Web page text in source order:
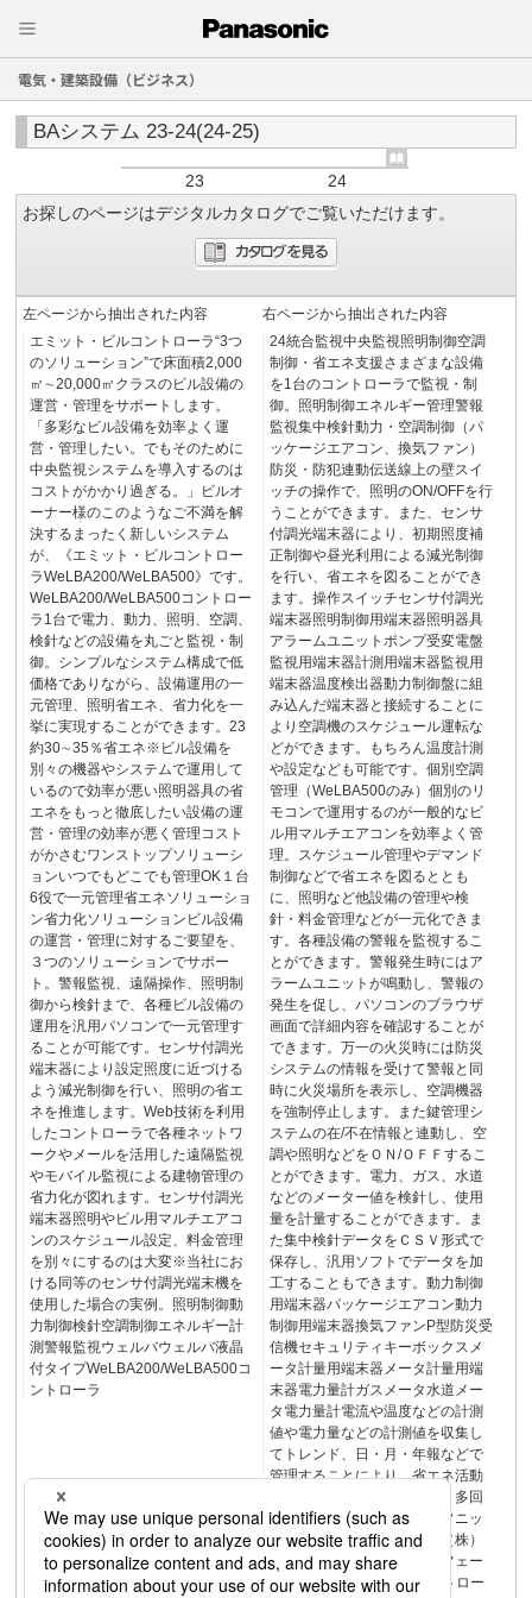
電気・建築設備（ビジネス）
BAシステム 23-24(24-25)
23
24
お探しのページはデジタルカタログでご覧いただけます。
左ページから抽出された内容
エミット・ビルコントローラ“3つ
のソリューション”で床面積2,000
㎡∼20,000㎡クラスのビル設備の
運営・管理をサポートします。
「多彩なビル設備を効率よく運
営・管理したい。でもそのために
中央監視システムを導入するのは
コストがかかり過ぎる。」ビルオ
ーナー様のこのようなご不満を解
決するまったく新しいシステム
が、《エミット・ビルコントロー
ラWeLBA200/WeLBA500》です。
WeLBA200/WeLBA500コントロー
ラ1台で電力、動力、照明、空調、
検針などの設備を丸ごと監視・制
御。シンプルなシステム構成で低
価格でありながら、設備運用の一
元管理、照明省エネ、省力化を一
挙に実現することができます。23
約30∼35％省エネ※ビル設備を
別々の機器やシステムで運用して
いるので効率が悪い照明器具の省
エネをもっと徹底したい設備の運
営・管理の効率が悪く管理コスト
がかさむワンストップソリューシ
ョンいつでもどこでも管理OK１台
6役で一元管理省エネソリューショ
ン省力化ソリューションビル設備
の運営・管理に対するご要望を、
３つのソリューションでサポー
ト。警報監視、遠隔操作、照明制
御から検針まで、各種ビル設備の
運用を汎用パソコンで一元管理す
ることが可能です。センサ付調光
端末器により設定照度に近づける
よう減光制御を行い、照明の省エ
ネを推進します。Web技術を利用
したコントローラで各種ネットワ
ークやメールを活用した遠隔監視
やモバイル監視による建物管理の
省力化が図れます。センサ付調光
端末器照明やビル用マルチエアコ
ンのスケジュール設定、料金管理
を別々にするのは大変※当社にお
ける同等のセンサ付調光端末機を
使用した場合の実例。照明制御動
力制御検針空調制御エネルギー計
測警報監視ウェルバウェルバ液晶
付タイプWeLBA200/WeLBA500コ
ントローラ
右ページから抽出された内容
24統合監視中央監視照明制御空調
制御・省エネ支援さまざまな設備
を1台のコントローラで監視・制
御。照明制御エネルギー管理警報
監視集中検針動力・空調制御（パ
ッケージエアコン、換気ファン）
防災・防犯連動伝送線上の壁スイ
ッチの操作で、照明のON/OFFを行
うことができます。また、センサ
付調光端末器により、初期照度補
正制御や昼光利用による減光制御
を行い、省エネを図ることができ
ます。操作スイッチセンサ付調光
端末器照明制御用端末器照明器具
アラームユニットポンプ受変電盤
監視用端末器計測用端末器監視用
端末器温度検出器動力制御盤に組
み込んだ端末器と接続することに
より空調機のスケジュール運転な
どができます。もちろん温度計測
や設定なども可能です。個別空調
管理（WeLBA500のみ）個別のリ
モコンで運用するのが一般的なビ
ル用マルチエアコンを効率よく管
理。スケジュール管理やデマンド
制御などで省エネを図るととも
に、照明など他設備の管理や検
針・料金管理などが一元化できま
す。各種設備の警報を監視するこ
とができます。警報発生時にはア
ラームユニットが鳴動し、警報の
発生を促し、パソコンのブラウザ
画面で詳細内容を確認することが
できます。万一の火災時には防災
システムの情報を受けて警報と同
時に火災場所を表示し、空調機器
を強制停止します。また鍵管理シ
ステムの在/不在情報と連動し、空
調や照明などをＯＮ/ＯＦＦするこ
とができます。電力、ガス、水道
などのメーター値を検針し、使用
量を計量することができます。ま
た集中検針データをＣＳＶ形式で
保存し、汎用ソフトでデータを加
工することもできます。動力制御
用端末器パッケージエアコン動力
制御用端末器換気ファンP型防災受
信機セキュリティキーボックスメ
ータ計量用端末器メータ計量用端
末器電力量計ガスメータ水道メー
タ電力量計電流や温度などの計測
値や電力量などの計測値を収集し
てトレンド、日・月・年報などで
管理することにより、省エネ活動
に役立てることができます。多回
路エネルギーモニタ〈パナソニッ
クスイッチギアシステムズ（株）
製〉室外機室内機インターフェー
スユニットリモコンI/Fコントロー